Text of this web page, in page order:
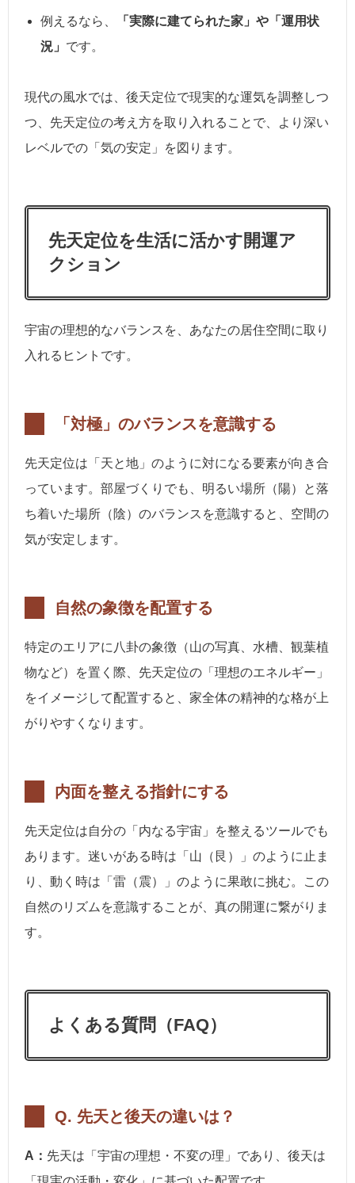
例えるなら、
「実際に建てられた家」や「運用状
況」 です。
現代の風水では、後天定位で現実的な運気を調整しつ
つ、先天定位の考え方を取り入れることで、より深い
レベルでの「気の安定」を図ります。
先天定位を生活に活かす開運ア
クション
宇宙の理想的なバランスを、あなたの居住空間に取り
入れるヒントです。
「対極」のバランスを意識する
先天定位は「天と地」のように対になる要素が向き合
っています。部屋づくりでも、明るい場所（陽）と落
ち着いた場所（陰）のバランスを意識すると、空間の
気が安定します。
自然の象徴を配置する
特定のエリアに八卦の象徴（山の写真、水槽、観葉植
物など）を置く際、先天定位の「理想のエネルギー」
をイメージして配置すると、家全体の精神的な格が上
がりやすくなります。
内面を整える指針にする
先天定位は自分の「内なる宇宙」を整えるツールでも
あります。迷いがある時は「山（艮）」のように止ま
り、動く時は「雷（震）」のように果敢に挑む。この
自然のリズムを意識することが、真の開運に繋がりま
す。
よくある質問（FAQ）
Q. 先天と後天の違いは？
A： 先天は「宇宙の理想・不変の理」であり、後天は